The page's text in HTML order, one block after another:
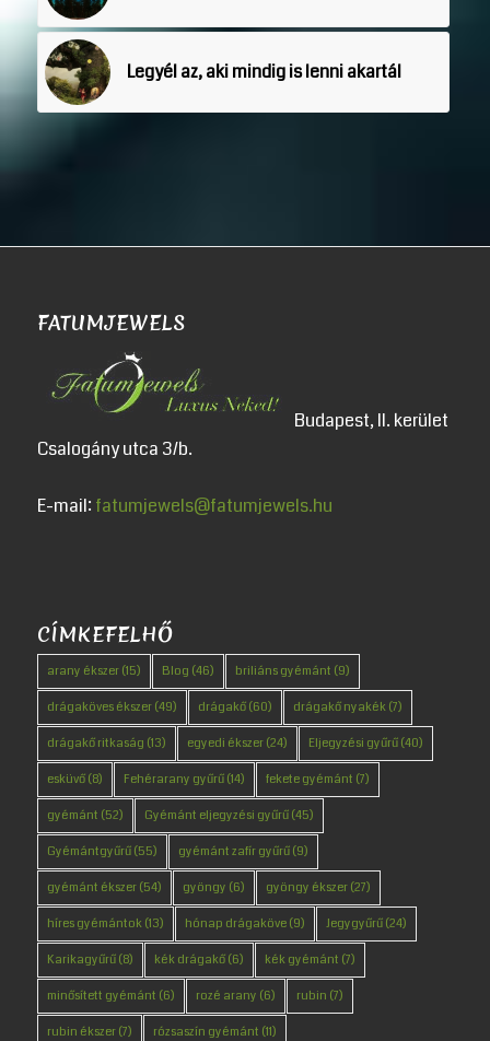
Legyél az, aki mindig is lenni akartál
FATUMJEWELS
Budapest, II. kerület
Csalogány utca 3/b.
E-mail: fatumjewels@fatumjewels.hu
CÍMKEFELHŐ
arany ékszer(15) Blog (46) briliáns gyémánt (9)
drágaköves ékszer(49) drágakő(60) drágakő nyakék(7)
drágakő ritkaság (13) egyedi ékszer(24) Eljegyzési gyűrű(40)
esküvő(8) Fehérarany gyűrű(14) fekete gyémánt (7)
gyémánt (52) Gyémánt eljegyzési gyűrű(45)
Gyémántgyűrű(55) gyémánt zafír gyűrű(9)
gyémánt ékszer(54) gyöngy (6) gyöngy ékszer(27)
híres gyémántok(13) hónap drágaköve(9) Jegygyűrű(24)
Karikagyűrű(8) kék drágakő(6) kék gyémánt (7)
minősített gyémánt (6) rozé arany (6) rubin (7)
rubin ékszer(7) rózsaszín gyémánt (11)